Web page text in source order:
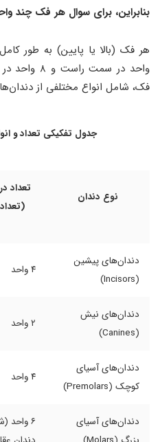
بنابراین، برای سوال هر فک چند
فک، شامل انواع مختلفی از
جدول تفکیکی تعداد و
نوع دندان
تعداد
دندان‌های پیشین
(Incisors)
۴ واحد
دندان‌های نیش
(Canines)
۲ واحد
دندان‌های آسیای
کوچک (Premolars)
۴ واحد
دندان‌های آسیای
۶ واحد